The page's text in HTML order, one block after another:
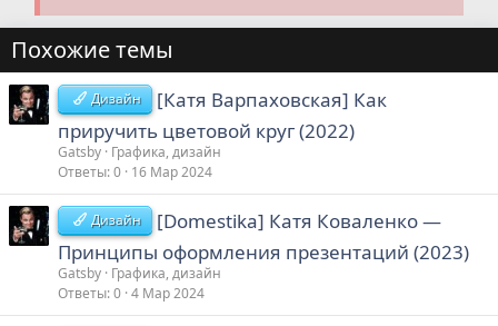
Похожие темы
Дизайн
[Катя Варпаховская] Как
приручить цветовой круг (2022)
Gatsby Графика, дизайн
Ответы 0 16 Мар 2024
Дизайн
[Domestika] Катя Коваленко ―
Принципы оформления презентаций (2023)
Gatsby Графика, дизайн
Ответы 0 4 Мар 2024